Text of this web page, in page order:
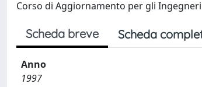
Corso di Aggiornamento per gli
Scheda breve Scheda
Anno
1997